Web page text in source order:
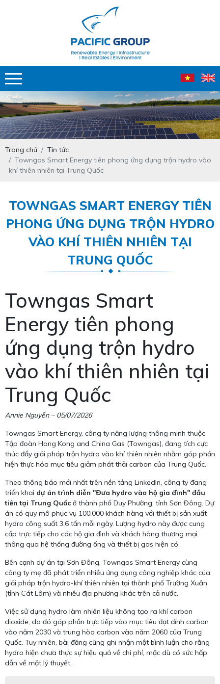
Trang chủ
Tin tức
Towngas Smart Energy tiên phong ứng dụng trộn hydro vào
khí thiên nhiên tại Trung Quốc
TOWNGAS SMART ENERGY TIÊN
PHONG ỨNG DỤNG TRỘN HYDRO
VÀO KHÍ THIÊN NHIÊN TẠI
TRUNG QUỐC
Towngas Smart
Energy tiên phong
ứng dụng trộn hydro
vào khí thiên nhiên tại
Trung Quốc
Annie Nguyễn – 05/07/2026
Towngas Smart Energy, công ty năng lượng thông minh thuộc
Tập đoàn Hong Kong and China Gas (Towngas), đang tích cực
thúc đẩy giải pháp trộn hydro vào khí thiên nhiên nhằm góp phần
hiện thực hóa mục tiêu giảm phát thải carbon của Trung Quốc.
Theo thông báo mới nhất trên nền tảng LinkedIn, công ty đang
triển khai dự án trình diễn "Đưa hydro vào hộ gia đình" đầu
tiên tại Trung Quốc ở thành phố Duy Phường, tỉnh Sơn Đông. Dự
án có quy mô phục vụ 100.000 khách hàng với thiết bị sản xuất
hydro công suất 3,6 tấn mỗi ngày. Lượng hydro này được cung
cấp trực tiếp cho các hộ gia đình và khách hàng thương mại
thông qua hệ thống đường ống và thiết bị gas hiện có.
Bên cạnh dự án tại Sơn Đông, Towngas Smart Energy cùng
công ty mẹ đã phát triển nhiều ứng dụng công nghiệp khác của
giải pháp trộn hydro-khí thiên nhiên tại thành phố Trường Xuân
(tỉnh Cát Lâm) và nhiều địa phương khác trên cả nước.
Việc sử dụng hydro làm nhiên liệu không tạo ra khí carbon
dioxide, do đó góp phần trực tiếp vào mục tiêu đạt đỉnh carbon
vào năm 2030 và trung hòa carbon vào năm 2060 của Trung
Quốc. Tuy nhiên, bài đăng cũng ghi nhận một bình luận cho rằng
hydro hiện chưa thực sự hiệu quả về chi phí, mặc dù có sức hấp
dẫn về mặt lý thuyết.